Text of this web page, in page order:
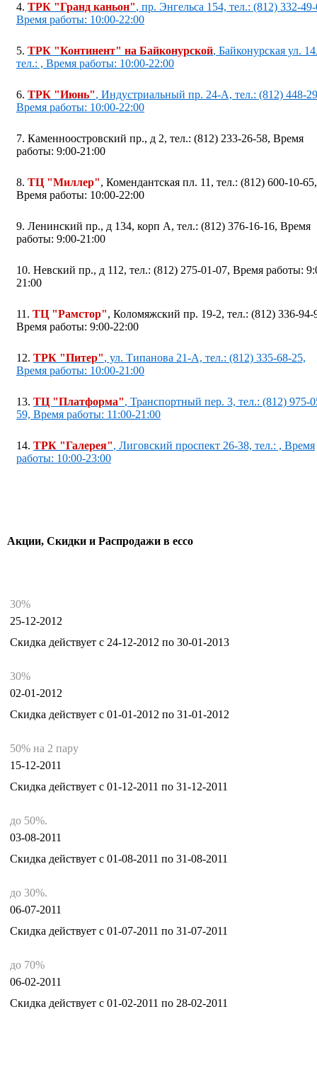
4. ТРК "Гранд каньон", пр. Энгельса 154, тел.: (812) 332-
Время работы: 10:00-22:00
5. ТРК "Континент" на Байконурской, Байконурская ул.
тел.: , Время работы: 10:00-22:00
6. ТРК "Июнь", Индустриальный пр. 24-A, тел.: (812) 448-
Время работы: 10:00-22:00
7. Каменноостровский пр., д 2, тел.: (812) 233-26-58, Время
работы: 9:00-21:00
8. ТЦ "Миллер", Комендантская пл. 11, тел.: (812) 600-10-65,
Время работы: 10:00-22:00
9. Ленинский пр., д 134, корп А, тел.: (812) 376-16-16, Время
работы: 9:00-21:00
10. Невский пр., д 112, тел.: (812) 275-01-07, Время работы:
21:00
11. ТЦ "Рамстор", Коломяжский пр. 19-2, тел.: (812) 336-94-
Время работы: 9:00-22:00
12. ТРК "Питер", ул. Типанова 21-А, тел.: (812) 335-68-25,
Время работы: 10:00-21:00
13. ТЦ "Платформа", Транспортный пер. 3, тел.: (812) 975-
59, Время работы: 11:00-21:00
14. ТРК "Галерея", Лиговский проспект 26-38, тел.: , Время
работы: 10:00-23:00
Акции, Скидки и Распродажи в ecco
30%
25-12-2012
Скидка действует с 24-12-2012 по 30-01-2013
30%
02-01-2012
Скидка действует с 01-01-2012 по 31-01-2012
50% на 2 пару
15-12-2011
Скидка действует с 01-12-2011 по 31-12-2011
до 50%.
03-08-2011
Скидка действует с 01-08-2011 по 31-08-2011
до 30%.
06-07-2011
Скидка действует с 01-07-2011 по 31-07-2011
до 70%
06-02-2011
Скидка действует с 01-02-2011 по 28-02-2011